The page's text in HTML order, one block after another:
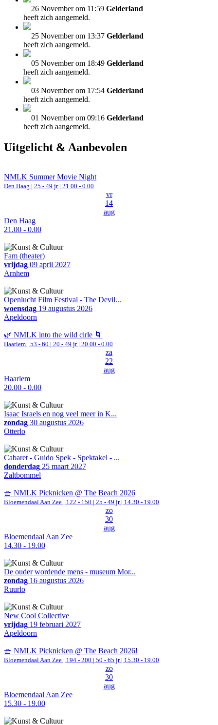
26 November om 11:59 Gelderland
heeft zich aangemeld.
25 November om 13:37 Gelderland
heeft zich aangemeld.
05 November om 18:49 Gelderland
heeft zich aangemeld.
03 November om 17:54 Gelderland
heeft zich aangemeld.
01 November om 09:16 Gelderland
heeft zich aangemeld.
Uitgelicht & Aanbevolen
NMLK Summer Movie Night
Den Haag | 25 - 49 jr | 21.00 - 0.00
vr
14
aug
Den Haag
21.00 - 0.00
Fam (theater)
vrijdag 09 april 2027
Arnhem
Openlucht Film Festival - The Devil...
woensdag 19 augustus 2026
Apeldoorn
🌿 NMLK into the wild cirle 🌀
Haarlem | 53 - 60 | 20 - 49 jr | 20.00 - 0.00
za
22
aug
Haarlem
20.00 - 0.00
Isaac Israels en nog veel meer in K...
zondag 30 augustus 2026
Otterlo
Cabaret - Guido Spek - Spektakel - ...
donderdag 25 maart 2027
Zaltbommel
🧺 NMLK Picknicken @ The Beach 2026
Bloemendaal Aan Zee | 122 - 150 | 25 - 49 jr | 14.30 - 19.00
zo
30
aug
Bloemendaal Aan Zee
14.30 - 19.00
De ouder wordende mens - museum Mor...
zondag 16 augustus 2026
Ruurlo
New Cool Collective
vrijdag 19 februari 2027
Apeldoorn
🧺 NMLK Picknicken @ The Beach 2026!
Bloemendaal Aan Zee | 194 - 200 | 50 - 65 jr | 15.30 - 19.00
zo
30
aug
Bloemendaal Aan Zee
15.30 - 19.00